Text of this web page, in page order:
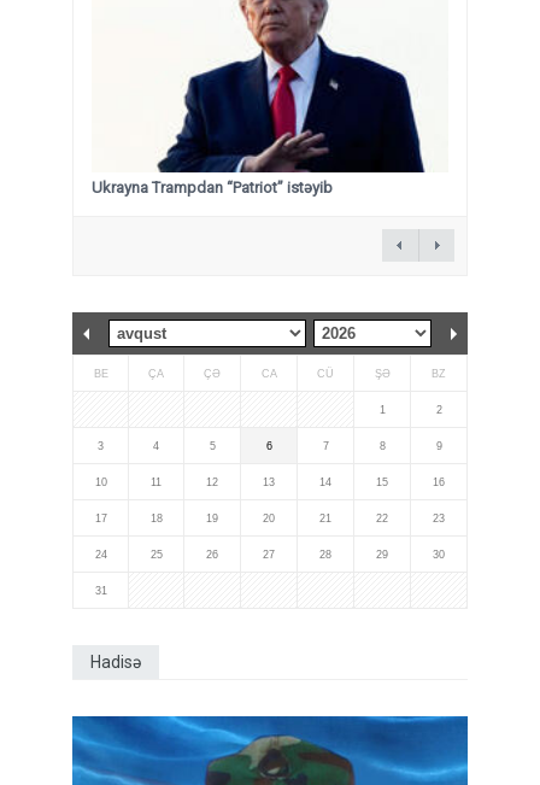
Ukrayna Trampdan “Patriot” istəyib
BE ÇA ÇƏ CA CÜ ŞƏ BZ
1 2
3 4 5 6 7 8 9
10 11 12 13 14 15 16
17 18 19 20 21 22 23
24 25 26 27 28 29 30
31
Hadisə